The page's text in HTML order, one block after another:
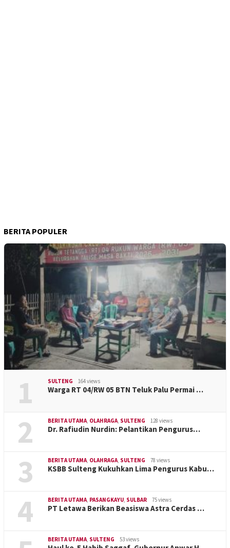
BERITA POPULER
1 SULTENG 164 views
Warga RT 04/RW 05 BTN Teluk Palu Permai …
2 BERITA UTAMA, OLAHRAGA, SULTENG 128 views
Dr. Rafiudin Nurdin: Pelantikan Pengurus…
3 BERITA UTAMA, OLAHRAGA, SULTENG 78 views
KSBB Sulteng Kukuhkan Lima Pengurus Kabu…
4 BERITA UTAMA, PASANGKAYU, SULBAR 75 views
PT Letawa Berikan Beasiswa Astra Cerdas …
BERITA UTAMA, SULTENG 53 views